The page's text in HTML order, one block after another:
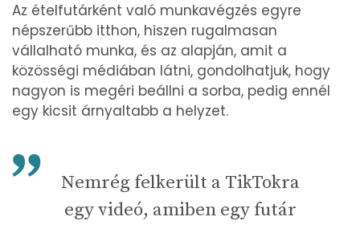
Az ételfutárként való munkavégzés egyre
népszerűbb itthon, hiszen rugalmasan
vállalható munka, és az alapján, amit a
közösségi médiában látni, gondolhatjuk, hogy
nagyon is megéri beállni a sorba, pedig ennél
egy kicsit árnyaltabb a helyzet.
Nemrég felkerült a TikTokra
egy videó, amiben egy futár